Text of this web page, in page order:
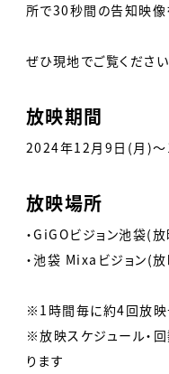
所で30秒間の告知映像
ぜひ現地でご覧ください
放映期間
2024年12月9日(月)
放映場所
・GiGOビジョン池袋(
・池袋 Mixaビジョン(
※1時間毎に約4回放映
※放映スケジュール・
ります